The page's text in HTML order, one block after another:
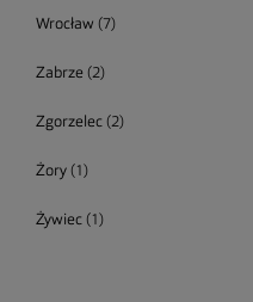
Wrocław (7)
Zabrze (2)
Zgorzelec (2)
Żory (1)
Żywiec (1)